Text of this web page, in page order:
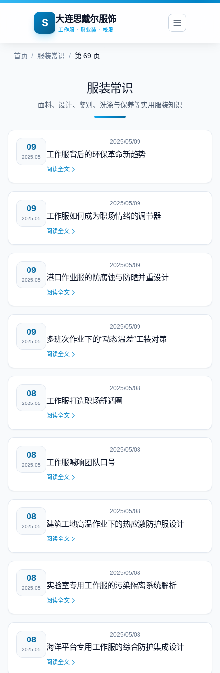
S 大连思戴尔服饰
工作服 · 职业装 · 校服
首页 / 服装常识 / 第 69 页
服装常识
面料、设计、鉴别、洗涤与保养等实用服装知识
09
2025.05
2025/05/09
工作服背后的环保革命新趋势
阅读全文
09
2025.05
2025/05/09
工作服如何成为职场情绪的调节器
阅读全文
09
2025.05
2025/05/09
港口作业服的防腐蚀与防晒并重设计
阅读全文
09
2025.05
2025/05/09
多班次作业下的“动态温差”工装对策
阅读全文
08
2025.05
2025/05/08
工作服打造职场舒适圈
阅读全文
08
2025.05
2025/05/08
工作服喊响团队口号
阅读全文
08
2025.05
2025/05/08
建筑工地高温作业下的热应激防护服设计
阅读全文
08
2025.05
2025/05/08
实验室专用工作服的污染隔离系统解析
阅读全文
08
2025.05
2025/05/08
海洋平台专用工作服的综合防护集成设计
阅读全文